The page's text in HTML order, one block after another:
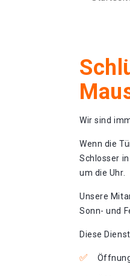
Wir sind
Wenn die
Schlosser
um die Uhr.
Unsere
Sonn- und
Diese